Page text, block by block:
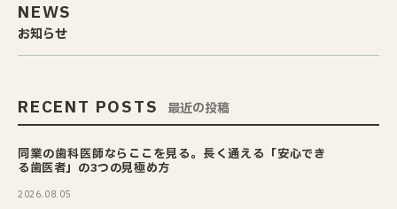
NEWS
お知らせ
RECENT POSTS 最近の投稿
同業の歯科医師ならここを見る。長く通える「安心でき
る歯医者」の3つの見極め方
2026.08.05